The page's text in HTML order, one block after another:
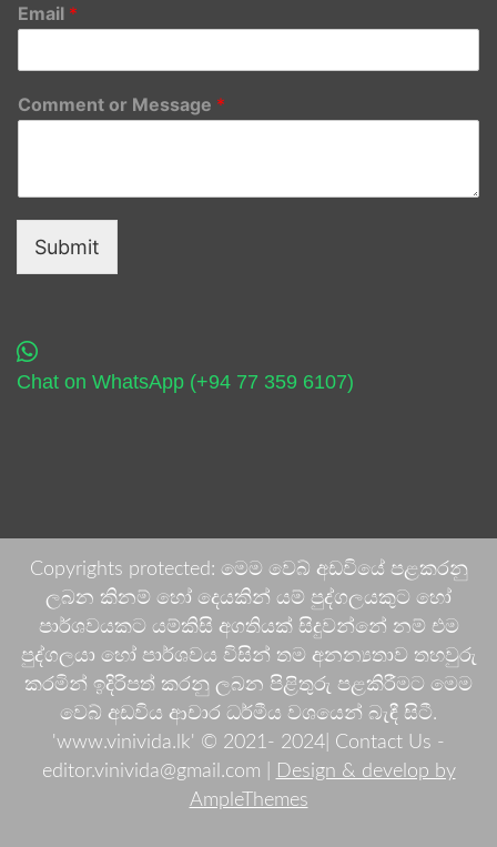
Email *
Comment or Message *
Submit
Chat on WhatsApp (+94 77 359 6107)
Copyrights protected: මෙම වෙබ් අඩවියේ පළකරනු
ලබන කිනම් හෝ දෙයකින් යම් පුද්ගලයකුට හෝ
පාර්ශවයකට යම්කිසි අගතියක් සිදුවන්නේ නම් එම
පුද්ගලයා හෝ පාර්ශවය විසින් තම අනන්‍යතාව තහවුරු
කරමින් ඉදිරිපත් කරනු ලබන පිළිතුරු පළකිරීමට මෙම
වෙබ් අඩවිය ආචාර ධර්මීය වශයෙන් බැඳී සිටී.
'www.vinivida.lk' © 2021- 2024| Contact Us -
editor.vinivida@gmail.com |
Design & develop by
AmpleThemes